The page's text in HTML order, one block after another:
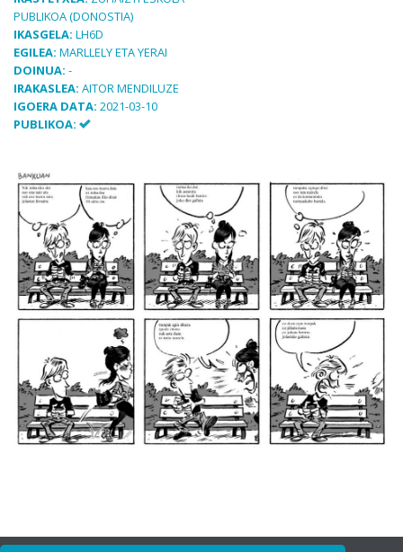
PUBLIKOA (DONOSTIA)
IKASGELA: LH6D
EGILEA: MARLLELY ETA YERAI
DOINUA: -
IRAKASLEA: AITOR MENDILUZE
IGOERA DATA: 2021-03-10
PUBLIKOA: